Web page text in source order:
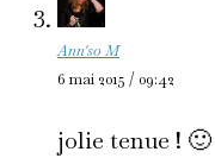
Ann'so M
6 mai 2015 / 09:42
jolie tenue ! 🙂